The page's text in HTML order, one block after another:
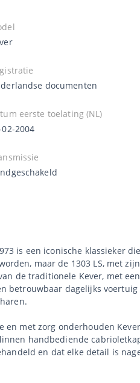
documenten
eerste toelating (NL)
02-2004
is een iconische
maar de 1303 LS, met
de traditionele Kever, met
betrouwbaar dagelijks
en met zorg onderhouden
handbediende
en dat elke detail is